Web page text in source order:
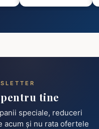
tine
speciale, reduceri
acum și nu rata ofertele